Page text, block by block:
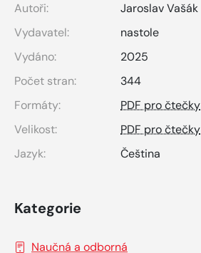
Autoři:
Jaroslav Vašák
Vydavatel:
nastole
Vydáno:
2025
Počet stran:
344
Formáty:
PDF pro čtečky
Velikost:
PDF pro čtečky
Jazyk:
Čeština
Kategorie
Naučná a odborná